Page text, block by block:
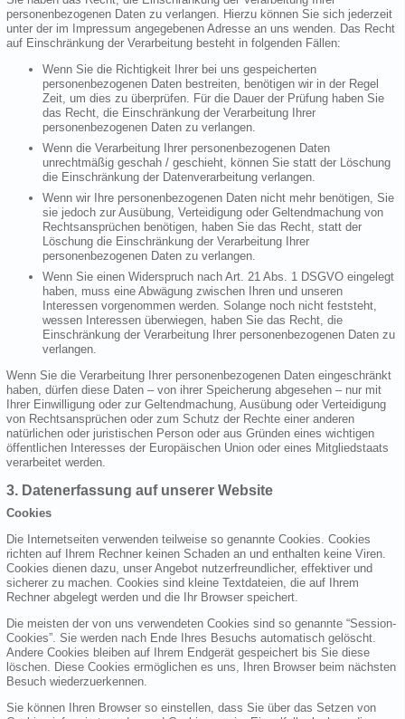
personenbezogenen Daten zu verlangen. Hierzu können Sie sich jederzeit
unter der im Impressum angegebenen Adresse an uns wenden. Das Recht
auf Einschränkung der Verarbeitung besteht in folgenden Fällen:
Wenn Sie die Richtigkeit Ihrer bei uns gespeicherten
personenbezogenen Daten bestreiten, benötigen wir in der Regel
Zeit, um dies zu überprüfen. Für die Dauer der Prüfung haben Sie
das Recht, die Einschränkung der Verarbeitung Ihrer
personenbezogenen Daten zu verlangen.
Wenn die Verarbeitung Ihrer personenbezogenen Daten
unrechtmäßig geschah / geschieht, können Sie statt der Löschung
die Einschränkung der Datenverarbeitung verlangen.
Wenn wir Ihre personenbezogenen Daten nicht mehr benötigen, Sie
sie jedoch zur Ausübung, Verteidigung oder Geltendmachung von
Rechtsansprüchen benötigen, haben Sie das Recht, statt der
Löschung die Einschränkung der Verarbeitung Ihrer
personenbezogenen Daten zu verlangen.
Wenn Sie einen Widerspruch nach Art. 21 Abs. 1 DSGVO eingelegt
haben, muss eine Abwägung zwischen Ihren und unseren
Interessen vorgenommen werden. Solange noch nicht feststeht,
wessen Interessen überwiegen, haben Sie das Recht, die
Einschränkung der Verarbeitung Ihrer personenbezogenen Daten zu
verlangen.
Wenn Sie die Verarbeitung Ihrer personenbezogenen Daten eingeschränkt
haben, dürfen diese Daten – von ihrer Speicherung abgesehen – nur mit
Ihrer Einwilligung oder zur Geltendmachung, Ausübung oder Verteidigung
von Rechtsansprüchen oder zum Schutz der Rechte einer anderen
natürlichen oder juristischen Person oder aus Gründen eines wichtigen
öffentlichen Interesses der Europäischen Union oder eines Mitgliedstaats
verarbeitet werden.
3. Datenerfassung auf unserer Website
Cookies
Die Internetseiten verwenden teilweise so genannte Cookies. Cookies
richten auf Ihrem Rechner keinen Schaden an und enthalten keine Viren.
Cookies dienen dazu, unser Angebot nutzerfreundlicher, effektiver und
sicherer zu machen. Cookies sind kleine Textdateien, die auf Ihrem
Rechner abgelegt werden und die Ihr Browser speichert.
Die meisten der von uns verwendeten Cookies sind so genannte “Session-
Cookies”. Sie werden nach Ende Ihres Besuchs automatisch gelöscht.
Andere Cookies bleiben auf Ihrem Endgerät gespeichert bis Sie diese
löschen. Diese Cookies ermöglichen es uns, Ihren Browser beim nächsten
Besuch wiederzuerkennen.
Sie können Ihren Browser so einstellen, dass Sie über das Setzen von